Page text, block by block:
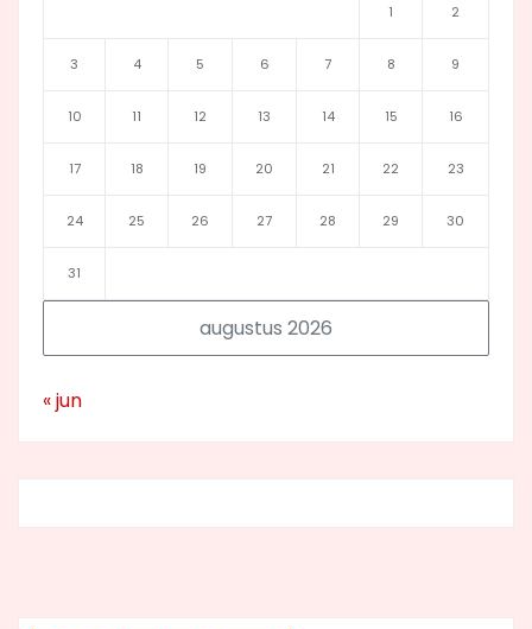
augustus 2026
1 2
3 4 5 6 7 8 9
10 11 12 13 14 15 16
17 18 19 20 21 22 23
24 25 26 27 28 29 30
31
« jun